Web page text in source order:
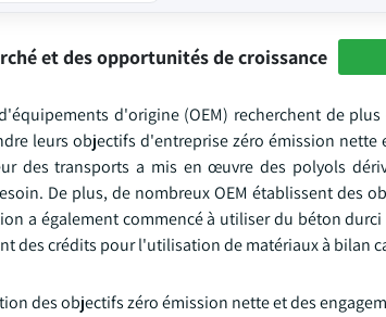
et des opportunités de croissance
d'origine (OEM) recherchent de
leurs objectifs d'entreprise zéro émission
des transports a mis en œuvre des polyols
De plus, de nombreux OEM établissent des
a également commencé à utiliser du béton durci
des crédits pour l'utilisation de matériaux à bilan
des objectifs zéro émission nette et des